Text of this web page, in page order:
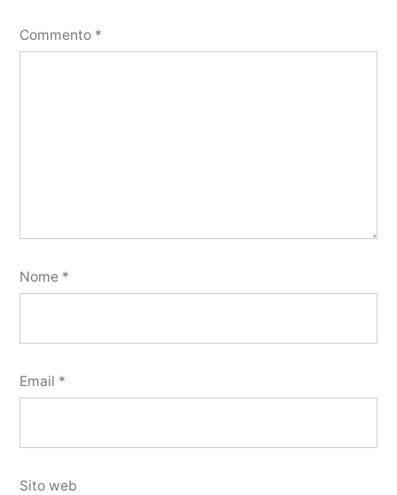
Commento *
Nome *
Email *
Sito web